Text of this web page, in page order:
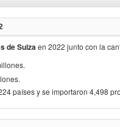
deSuizaen 2022 junto con la
países y se importaron 4,498